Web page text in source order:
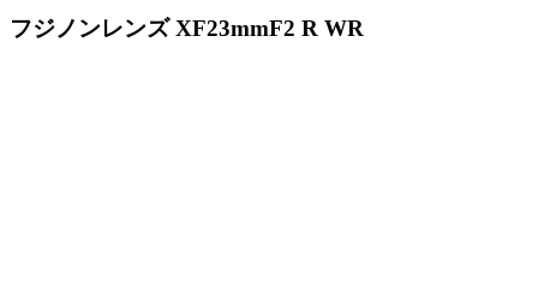
フジノンレンズ XF23mmF2 R WR